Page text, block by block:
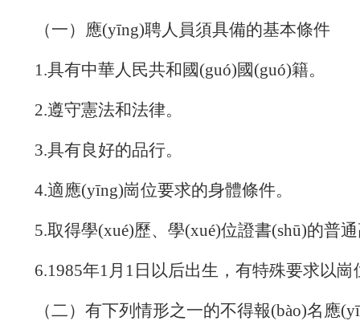
（一）應(yīng)聘人員須具備的基本條件
1.具有中華人民共和國(guó)國(guó)籍。
2.遵守憲法和法律。
3.具有良好的品行。
4.適應(yīng)崗位要求的身體條件。
5.取得學(xué)歷、學(xué)位證書(shū)的普
6.1985年1月1日以后出生，有特殊要求以
（二）有下列情形之一的不得報(bào)名應